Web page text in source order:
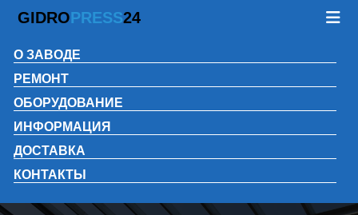
GIDROPRESS24
О ЗАВОДЕ
РЕМОНТ
ОБОРУДОВАНИЕ
ИНФОРМАЦИЯ
ДОСТАВКА
КОНТАКТЫ